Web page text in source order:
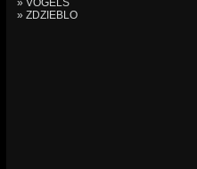
» VOGELS
» ZDZIEBLO